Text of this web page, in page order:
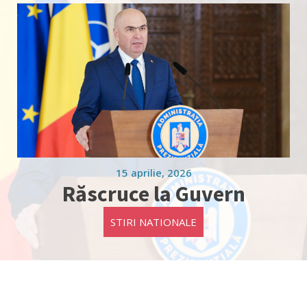
15 aprilie, 2026
Răscruce la Guvern
STIRI NATIONALE